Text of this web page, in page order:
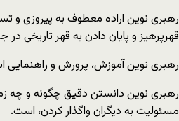
رهبری نوین اراده معطوف به پیروزی
قهرپرهیز و پایان دادن به قهر تاریخی در
رهبری نوین آموزش، پرورش و
رهبری نوین دانستن دقیق چگونه و چه
مسئولیت به دیگران واگذار کردن، است.